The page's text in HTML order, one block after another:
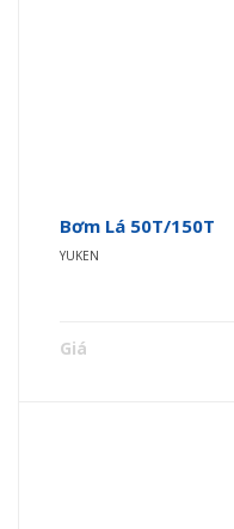
Bơm Lá 50T/150T
YUKEN
Giá